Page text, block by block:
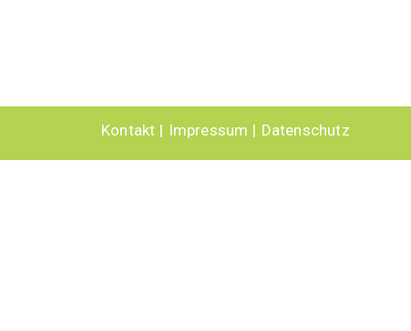
Kontakt Impressum Datenschutz